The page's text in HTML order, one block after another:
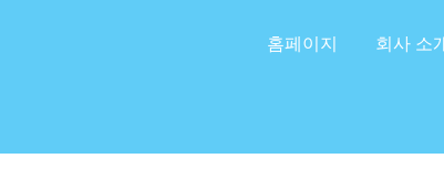
홈페이지 회사 소